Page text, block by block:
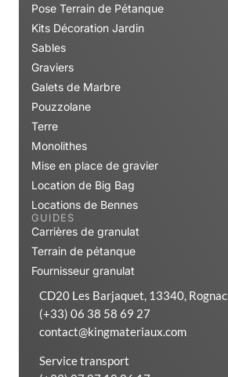
Pose Terrain de Pétanque
Kits Décoration Jardin
Sables
Graviers
Galets de Marbre
Pouzzolane
Terre
Monolithes
Mise en place de gravier
Location de Big Bag
Locations de Bennes
GUIDES
Carrières de granulat
Terrain de pétanque
Fournisseur granulat
CD20 Les Barjaquet, 13340, Rognac
(+33) 06 38 58 69 27
contact@kingmateriaux.com
Service transport